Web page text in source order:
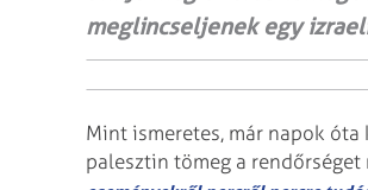
meglincseljenek egy
Mint ismeretes, már napok
palesztin tömeg a